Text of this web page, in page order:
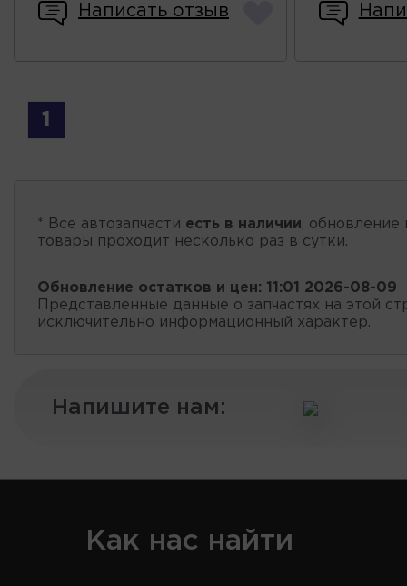
Написать отзыв
1
* Все автозапчасти есть в наличии, обновление
товары проходит несколько раз в сутки.
Обновление остатков и цен: 11:01 2026-08-09
Представленные данные о запчастях на этой
исключительно информационный характер.
Напишите нам:
Как нас найти